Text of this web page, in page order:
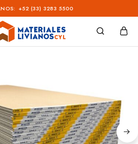
+52 (33) 3283 5500